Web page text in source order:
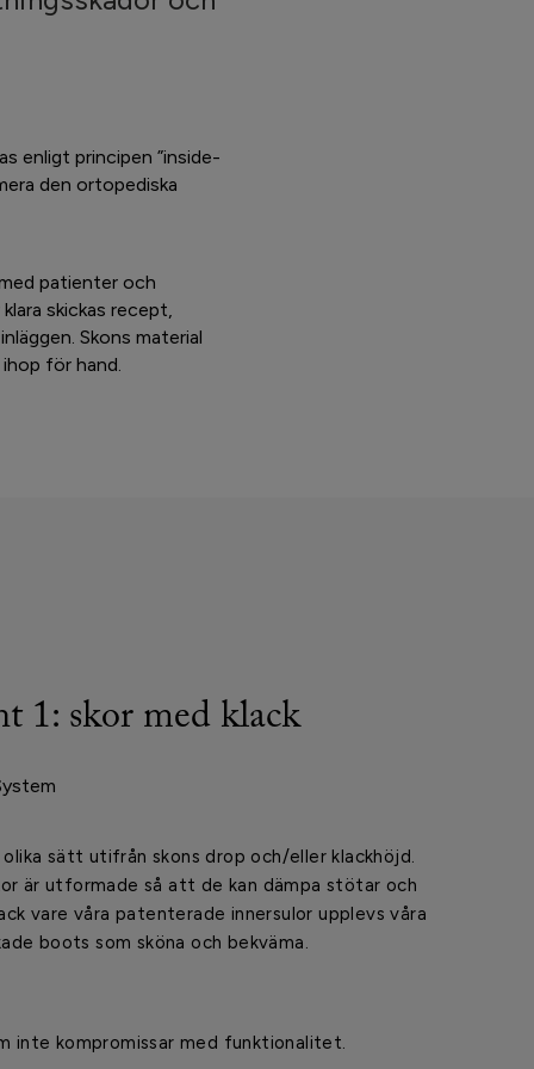
enligt principen ”inside-
den ortopediska
patienter och
skickas recept,
Skons material
för hand.
1: skor med klack
olika sätt utifrån skons drop och/eller klackhöjd.
är utformade så att de kan dämpa stötar och
vare våra patenterade innersulor upplevs våra
boots som sköna och bekväma.
inte kompromissar med funktionalitet.